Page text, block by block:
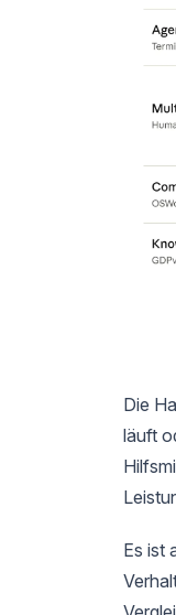
Die
läuft
Es ist